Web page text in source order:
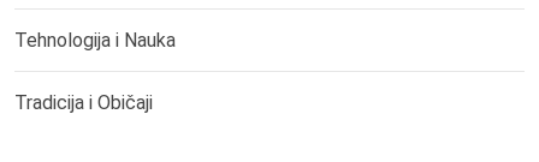
Tehnologija i Nauka
Tradicija i Običaji